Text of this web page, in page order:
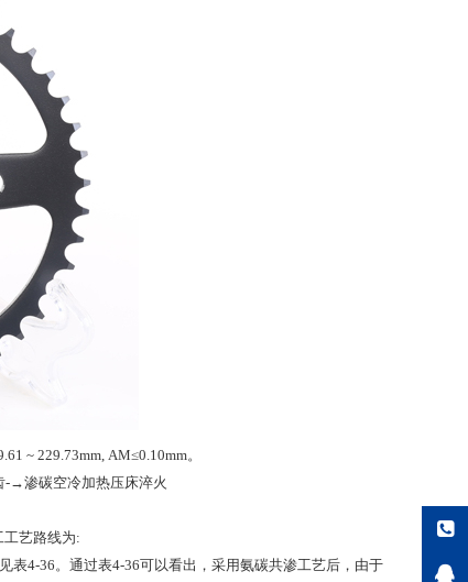
~ 229.73mm, AM≤0.10mm。
→渗碳空冷加热压床淬火
工艺路线为:
36。通过表4-36可以看出，采用氨碳共渗工艺后，由于